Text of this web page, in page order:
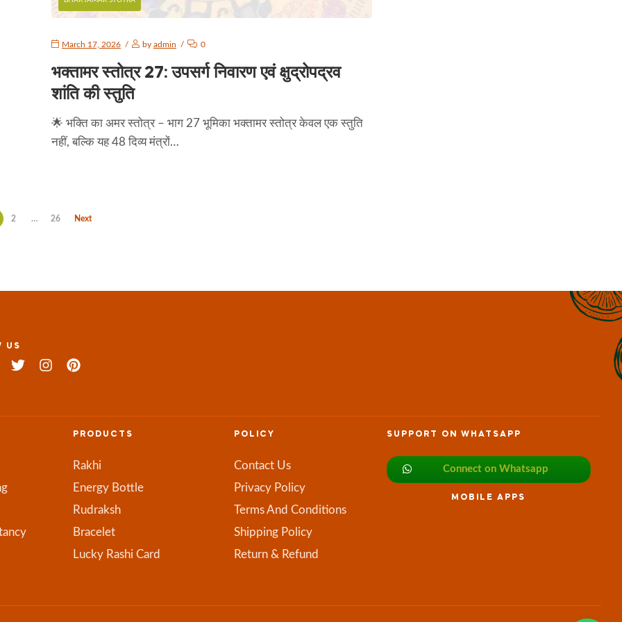
March 17, 2026 by admin 0
भक्तामर स्तोत्र 27: उपसर्ग निवारण एवं क्षुद्रोपद्रव
शांति की स्तुति
🌟 भक्ति का अमर स्तोत्र – भाग 27 भूमिका भक्तामर स्तोत्र केवल एक स्तुति
नहीं, बल्कि यह 48 दिव्य मंत्रों…
2 … 26 Next
US
PRODUCTS
Rakhi
Energy Bottle
Rudraksh
Bracelet
Lucky Rashi Card
POLICY
Contact Us
Privacy Policy
Terms And Conditions
Shipping Policy
Return & Refund
SUPPORT ON WHATSAPP
Connect on Whatsapp
MOBILE APPS